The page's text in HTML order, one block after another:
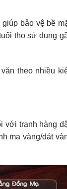
bảo vệ bề
thọ sử dụng
theo nhiều
với tranh hàng
mạ vàng/dát